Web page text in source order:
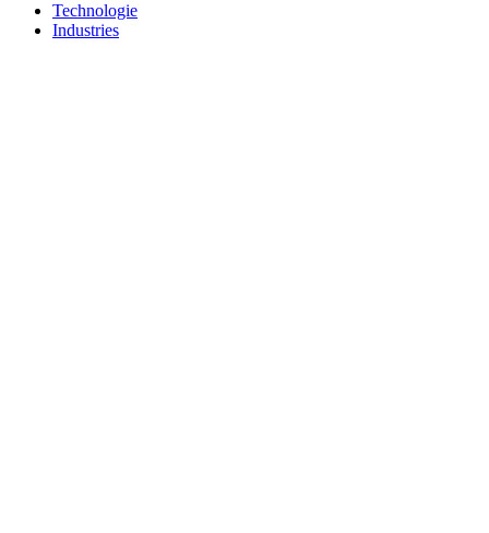
Technologie
Industries